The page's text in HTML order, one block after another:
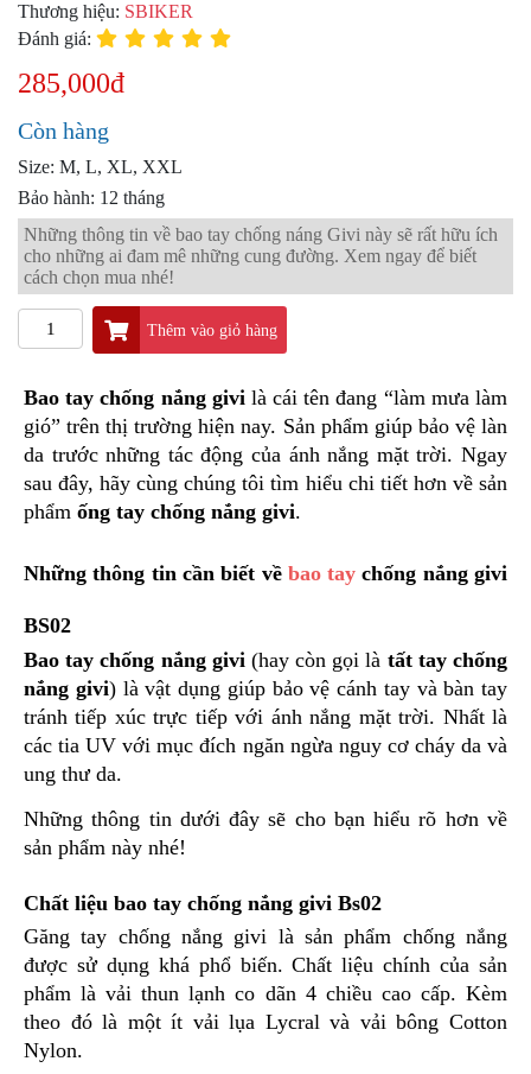
ĐỒ
CHƠI
PG1
PHỤ
KIỆN
YAMAHA
PG-
1
CẢNG
GIVI
ZR
ĐỒ
XE
PHỤ
KIỆN
XSR
155
MƯA
GIVI
GĂNG
TAY
MOTO
DƯỠNG
SÊN
BALO
TÚI
ĐEO
GIVI
GIÀY
MOTO
ÁO
GIÁP
MOTO
TAI
Thương hiệu: SBIKER
Đánh giá:
285,000đ
Còn hàng
Size: M, L, XL, XXL
Bảo hành: 12 tháng
Những thông tin về bao tay chống náng Givi này sẽ rất hữu ích
cho những ai đam mê những cung đường. Xem ngay để biết
cách chọn mua nhé!
Thêm vào giỏ hàng
Bao tay chống nắng givi là cái tên đang “làm mưa làm
gió” trên thị trường hiện nay. Sản phẩm giúp bảo vệ làn
da trước những tác động của ánh nắng mặt trời. Ngay
sau đây, hãy cùng chúng tôi tìm hiểu chi tiết hơn về sản
phẩm ống tay chống nắng givi.
Những thông tin cần biết về bao tay chống nắng givi
BS02
Bao tay chống nắng givi (hay còn gọi là tất tay chống
nắng givi) là vật dụng giúp bảo vệ cánh tay và bàn tay
tránh tiếp xúc trực tiếp với ánh nắng mặt trời. Nhất là
các tia UV với mục đích ngăn ngừa nguy cơ cháy da và
ung thư da.
Những thông tin dưới đây sẽ cho bạn hiểu rõ hơn về
sản phẩm này nhé!
Chất liệu bao tay chống nắng givi Bs02
Găng tay chống nắng givi là sản phẩm chống nắng
được sử dụng khá phổ biến. Chất liệu chính của sản
phẩm là vải thun lạnh co dãn 4 chiều cao cấp. Kèm
theo đó là một ít vải lụa Lycral và vải bông Cotton
Nylon.